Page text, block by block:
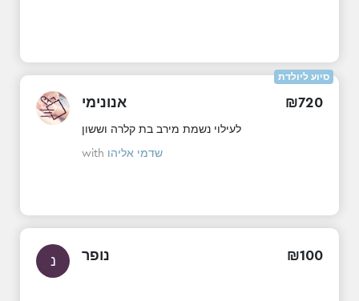
אנונימי ₪720
לעילוי נשמת מירב בת קלרה וששון
with שדמי אליהו
סיוע ליולדת
נ נופר ₪100